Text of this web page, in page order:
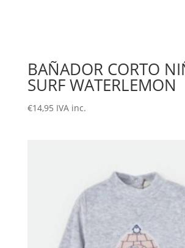
BAÑADOR CORTO
SURF WATERLEMON
€14,95 IVA inc.